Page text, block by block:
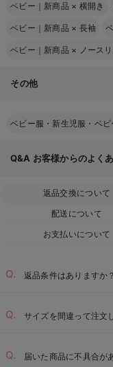
ベビー｜新商品 × 横開き
ベビー｜新商品 × 長袖
ベビー｜新商品 × ノース
その他
ベビー服・新生児服・ベ
Q&A お客様からのよく
返品交換について
配送について
お支払いについて
返品条件はありますか？
サイズを間違って注文
届いた商品に不具合が